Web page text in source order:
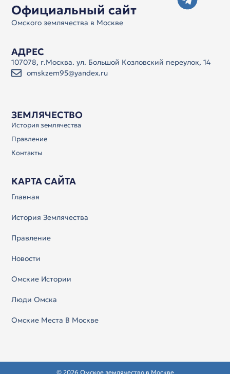
Официальный сайт
Омского землячества в Москве
ЗЕМЛЯЧЕСТВО
История землячества
Правление
Контакты
КАРТА САЙТА
Главная
История Землячества
Правление
Новости
Омские Истории
Люди Омска
Омские Места В Москве
АДРЕС
107078, г.Москва. ул. Большой Козловский переулок, 14
omskzem95@yandex.ru
© 2026 Омское землячество в Москве